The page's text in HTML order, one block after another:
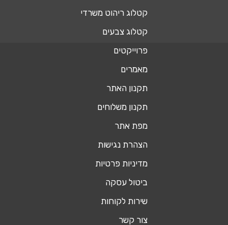
קטלוג ריהוט משרדי
קטלוג צבעים
פרוייקטים
מאמרים
תקנון האתר
תקנון משלוחים
מפת אתר
הצהרת נגישות
מדיניות פרטיות
ביטול עסקה
שירות לקוחות
צור קשר